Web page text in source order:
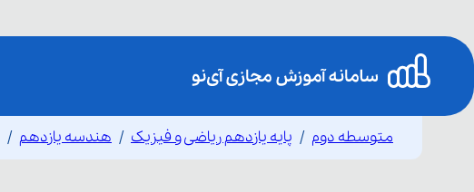
متوسطه دوم پایه یازدهم ریاضی و فیزیک هندسه یازدهم